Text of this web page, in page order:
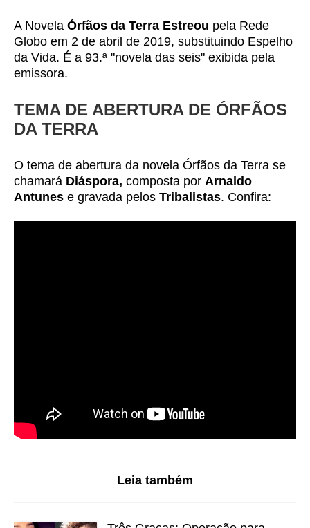
A Novela Órfãos da Terra Estreou pela Rede
Globo em 2 de abril de 2019, substituindo Espelho
da Vida. É a 93.ª "novela das seis" exibida pela
emissora.
TEMA DE ABERTURA DE ÓRFÃOS
DA TERRA
O tema de abertura da novela Órfãos da Terra se
chamará Diáspora, composta por Arnaldo
Antunes e gravada pelos Tribalistas. Confira:
Leia também